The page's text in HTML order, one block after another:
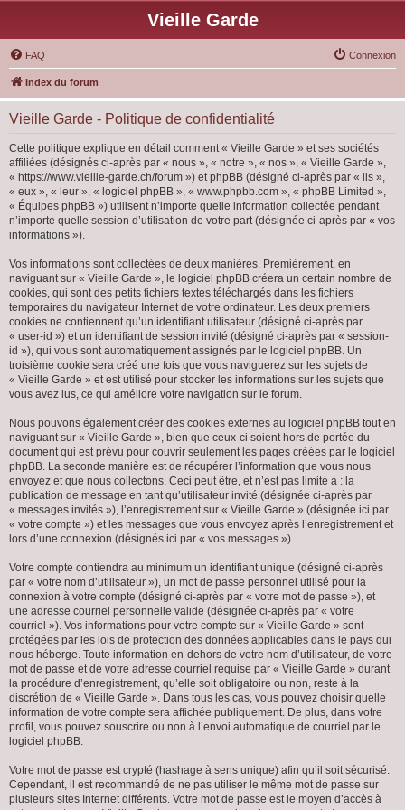
Vieille Garde
FAQ Connexion
Index du forum
Vieille Garde - Politique de confidentialité
Cette politique explique en détail comment « Vieille Garde » et ses sociétés
affiliées (désignés ci-après par « nous », « notre », « nos », « Vieille Garde »,
« https://www.vieille-garde.ch/forum ») et phpBB (désigné ci-après par « ils »,
« eux », « leur », « logiciel phpBB », « www.phpbb.com », « phpBB Limited »,
« Équipes phpBB ») utilisent n’importe quelle information collectée pendant
n’importe quelle session d’utilisation de votre part (désignée ci-après par « vos
informations »).
Vos informations sont collectées de deux manières. Premièrement, en
naviguant sur « Vieille Garde », le logiciel phpBB créera un certain nombre de
cookies, qui sont des petits fichiers textes téléchargés dans les fichiers
temporaires du navigateur Internet de votre ordinateur. Les deux premiers
cookies ne contiennent qu’un identifiant utilisateur (désigné ci-après par
« user-id ») et un identifiant de session invité (désigné ci-après par « session-
id »), qui vous sont automatiquement assignés par le logiciel phpBB. Un
troisième cookie sera créé une fois que vous naviguerez sur les sujets de
« Vieille Garde » et est utilisé pour stocker les informations sur les sujets que
vous avez lus, ce qui améliore votre navigation sur le forum.
Nous pouvons également créer des cookies externes au logiciel phpBB tout en
naviguant sur « Vieille Garde », bien que ceux-ci soient hors de portée du
document qui est prévu pour couvrir seulement les pages créées par le logiciel
phpBB. La seconde manière est de récupérer l’information que vous nous
envoyez et que nous collectons. Ceci peut être, et n’est pas limité à : la
publication de message en tant qu’utilisateur invité (désignée ci-après par
« messages invités »), l’enregistrement sur « Vieille Garde » (désignée ici par
« votre compte ») et les messages que vous envoyez après l’enregistrement et
lors d’une connexion (désignés ici par « vos messages »).
Votre compte contiendra au minimum un identifiant unique (désigné ci-après
par « votre nom d’utilisateur »), un mot de passe personnel utilisé pour la
connexion à votre compte (désigné ci-après par « votre mot de passe »), et
une adresse courriel personnelle valide (désignée ci-après par « votre
courriel »). Vos informations pour votre compte sur « Vieille Garde » sont
protégées par les lois de protection des données applicables dans le pays qui
nous héberge. Toute information en-dehors de votre nom d’utilisateur, de votre
mot de passe et de votre adresse courriel requise par « Vieille Garde » durant
la procédure d’enregistrement, qu’elle soit obligatoire ou non, reste à la
discrétion de « Vieille Garde ». Dans tous les cas, vous pouvez choisir quelle
information de votre compte sera affichée publiquement. De plus, dans votre
profil, vous pouvez souscrire ou non à l’envoi automatique de courriel par le
logiciel phpBB.
Votre mot de passe est crypté (hashage à sens unique) afin qu’il soit sécurisé.
Cependant, il est recommandé de ne pas utiliser le même mot de passe sur
plusieurs sites Internet différents. Votre mot de passe est le moyen d’accès à